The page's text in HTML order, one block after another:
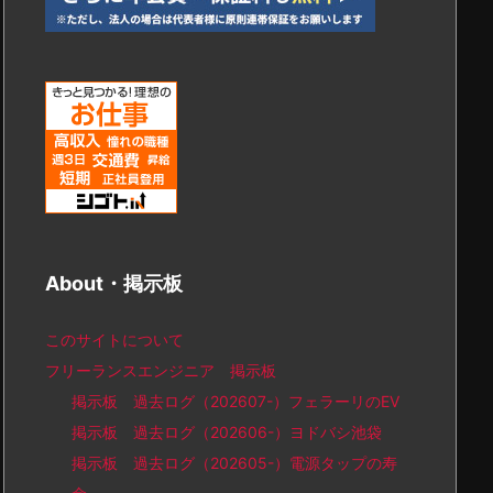
About・掲示板
このサイトについて
フリーランスエンジニア 掲示板
掲示板 過去ログ（202607-）フェラーリのEV
掲示板 過去ログ（202606-）ヨドバシ池袋
掲示板 過去ログ（202605-）電源タップの寿